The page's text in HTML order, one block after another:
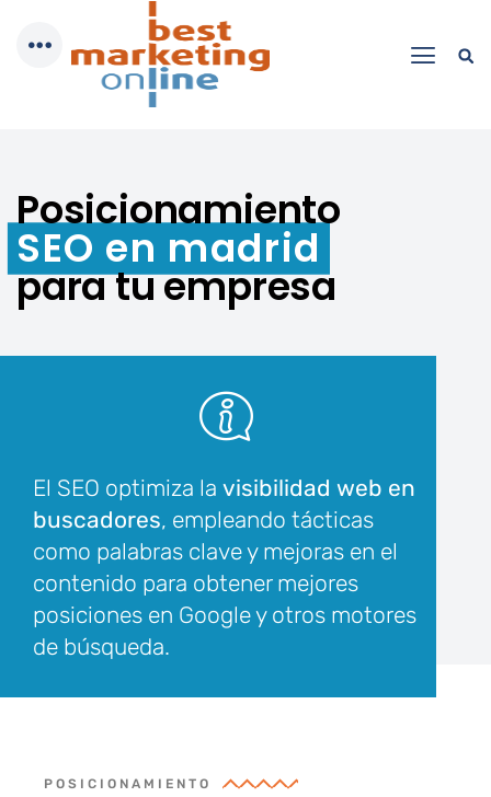
Posicionamiento
SEO en madrid
para tu empresa
El SEO optimiza la visibilidad web en
buscadores, empleando tácticas
como palabras clave y mejoras en el
contenido para obtener mejores
posiciones en Google y otros motores
de búsqueda.
POSICIONAMIENTO